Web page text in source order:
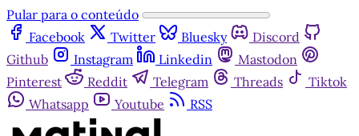
Pular para o conteúdo
Facebook
Twitter Bluesky
Discord
Github
Instagram Linkedin
Mastodon
Pinterest
Reddit Telegram Threads
Tiktok
Whatsapp
Youtube RSS